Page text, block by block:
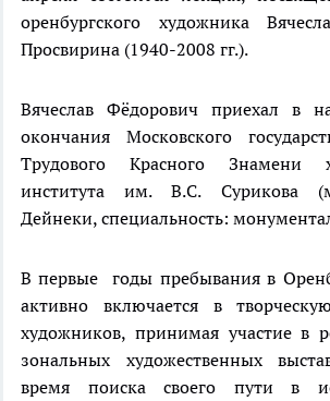
оренбургского художника
Просвирина (1940-2008 гг.).
Вячеслав Фёдорович приехал в
окончания Московского
Трудового Красного Знамени
института им. В.С. Сурикова
Дейнеки, специальность:
В первые годы пребывания в
активно включается в
художников, принимая участие в
зональных художественных
время поиска своего пути в